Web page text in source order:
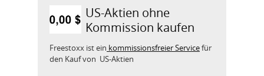
US-Aktien ohne
Kommission kaufen
Freestoxx ist ein kommissionsfreier Servicefür
den Kauf von US-Aktien